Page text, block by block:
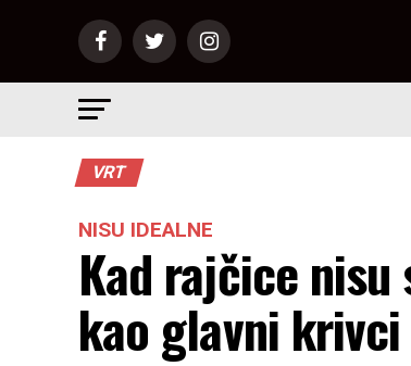
VRT
NISU IDEALNE
Kad rajčice
kao glavni krivci